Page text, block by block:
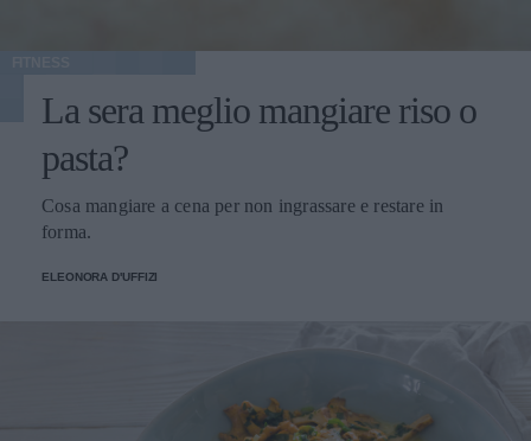
La sera meglio mangiare riso o
pasta?
Cosa mangiare a cena per non ingrassare e restare in
forma.
ELEONORA D'UFFIZI